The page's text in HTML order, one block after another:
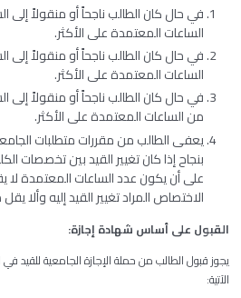
الساعات المعتمدة على الأكثر.
الساعات المعتمدة على الأكثر.
من الساعات المعتمدة على الأكثر.
يعفى الطالب من مقررات متطلبات
بنجاح إذا كان تغيير القيد بين تخصصات
على أن يكون عدد الساعات المعتمدة
الاختصاص المراد تغيير القيد إليه وألا
القبول علىأساس شهادة إجازة:
يجوز قبول الطالب من حملة الإجازة الجامعية للقيد
الآتية: